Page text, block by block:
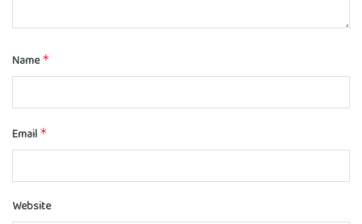
Name*
Email *
Website